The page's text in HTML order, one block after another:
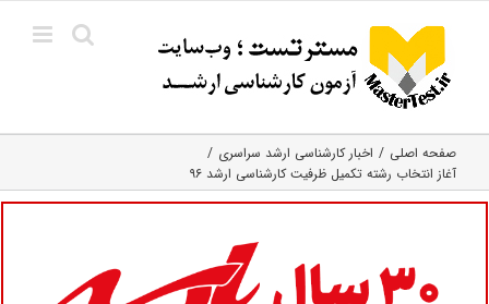
content
صفحه اصلی
اخبار کارشناسی ارشد سراسری
آغاز انتخاب رشته تکمیل ظرفیت کارشناسی ارشد ۹۶